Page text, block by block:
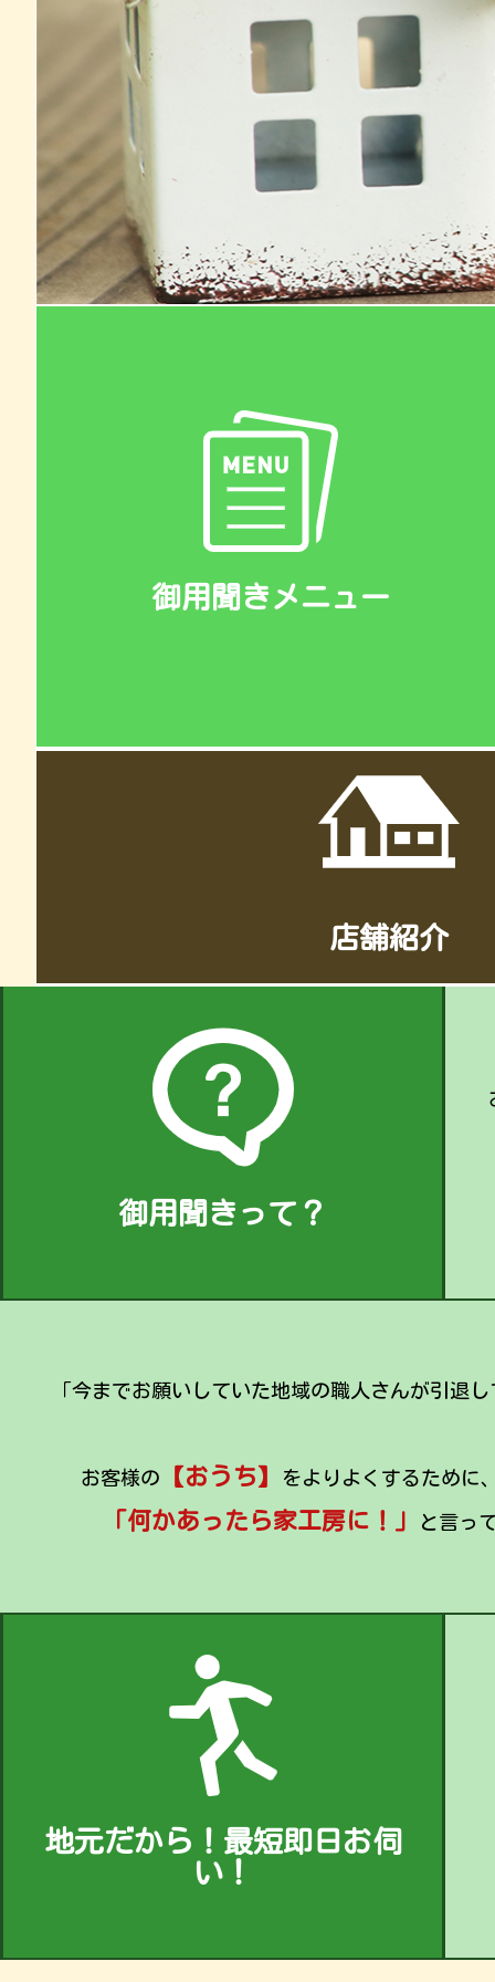
御用聞きメニュー
店舗紹介
御用聞きって？
「今までお願いしていた地域の職人さんが引退
お客様の 【おうち】 をよりよくするために
「何かあったら家工房に！」 と言っ
地元だから！最短即日お伺
い！